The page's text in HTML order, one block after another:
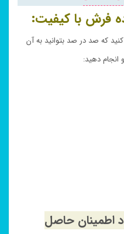
فرش با کیفیت:
که صد در صد بتوانید به آن
انجام دهید:
اطمینان حاصل